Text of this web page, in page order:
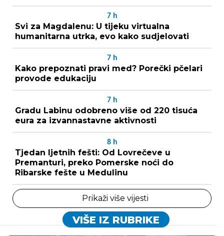
7 h
Svi za Magdalenu: U tijeku virtualna
humanitarna utrka, evo kako sudjelovati
7 h
Kako prepoznati pravi med? Porečki pčelari
provode edukaciju
7 h
Gradu Labinu odobreno više od 220 tisuća
eura za izvannastavne aktivnosti
8 h
Tjedan ljetnih fešti: Od Lovrečeve u
Premanturi, preko Pomerske noći do
Ribarske fešte u Medulinu
Prikaži više vijesti
VIŠE IZ RUBRIKE